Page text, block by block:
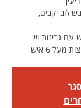
יקבים,
6 איש